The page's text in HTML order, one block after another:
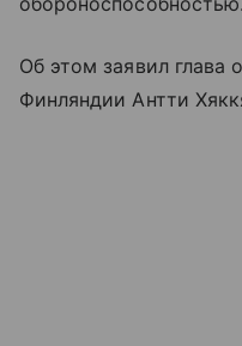
Об этом заявил глава
Финляндии Антти